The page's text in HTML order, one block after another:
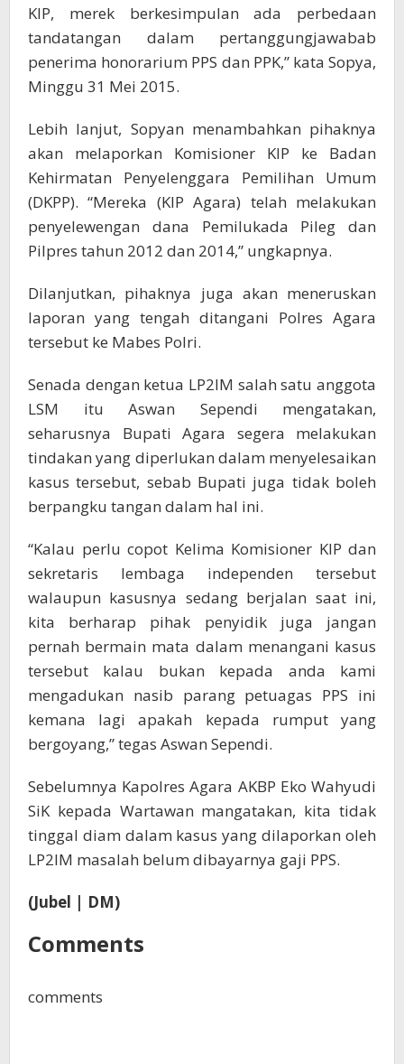
KIP, merek berkesimpulan ada perbedaan
tandatangan dalam pertanggungjawabab
penerima honorarium PPS dan PPK,” kata Sopya,
Minggu 31 Mei 2015.
Lebih lanjut, Sopyan menambahkan pihaknya
akan melaporkan Komisioner KIP ke Badan
Kehirmatan Penyelenggara Pemilihan Umum
(DKPP). “Mereka (KIP Agara) telah melakukan
penyelewengan dana Pemilukada Pileg dan
Pilpres tahun 2012 dan 2014,” ungkapnya.
Dilanjutkan, pihaknya juga akan meneruskan
laporan yang tengah ditangani Polres Agara
tersebut ke Mabes Polri.
Senada dengan ketua LP2IM salah satu anggota
LSM itu Aswan Sependi mengatakan,
seharusnya Bupati Agara segera melakukan
tindakan yang diperlukan dalam menyelesaikan
kasus tersebut, sebab Bupati juga tidak boleh
berpangku tangan dalam hal ini.
“Kalau perlu copot Kelima Komisioner KIP dan
sekretaris lembaga independen tersebut
walaupun kasusnya sedang berjalan saat ini,
kita berharap pihak penyidik juga jangan
pernah bermain mata dalam menangani kasus
tersebut kalau bukan kepada anda kami
mengadukan nasib parang petuagas PPS ini
kemana lagi apakah kepada rumput yang
bergoyang,” tegas Aswan Sependi.
Sebelumnya Kapolres Agara AKBP Eko Wahyudi
SiK kepada Wartawan mangatakan, kita tidak
tinggal diam dalam kasus yang dilaporkan oleh
LP2IM masalah belum dibayarnya gaji PPS.
(Jubel | DM)
Comments
comments